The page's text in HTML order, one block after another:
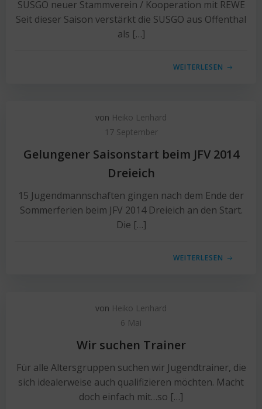
SUSGO neuer Stammverein / Kooperation mit REWE
Seit dieser Saison verstärkt die SUSGO aus Offenthal
als […]
WEITERLESEN
von Heiko Lenhard
17 September
Gelungener Saisonstart beim JFV 2014
Dreieich
15 Jugendmannschaften gingen nach dem Ende der
Sommerferien beim JFV 2014 Dreieich an den Start.
Die […]
WEITERLESEN
von Heiko Lenhard
6 Mai
Wir suchen Trainer
Für alle Altersgruppen suchen wir Jugendtrainer, die
sich idealerweise auch qualifizieren möchten. Macht
doch einfach mit…so […]